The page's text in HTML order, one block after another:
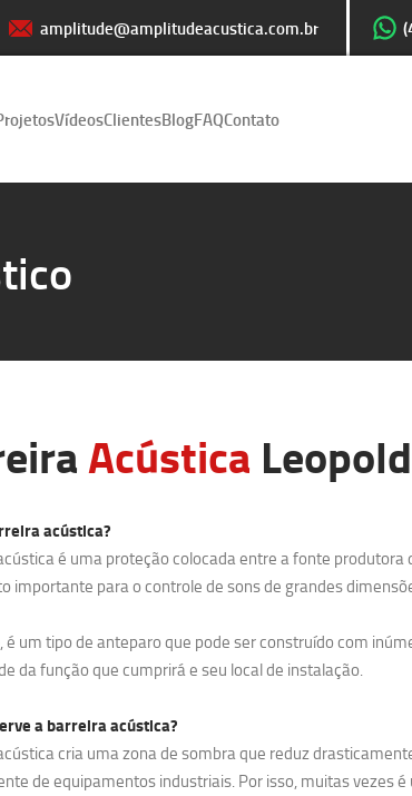
amplitude@amplitudeacustica.com.br
VídeosClientesBlogFAQContato
Acústica
acústica?
é uma proteção colocada entre a fonte produtora
importante para o controle de sons de grandes
é um tipo de anteparo que pode ser construído com
da função que cumprirá e seu local de instalação.
a barreira acústica?
cria uma zona de sombra que reduz
de equipamentos industriais. Por isso, muitas vezes